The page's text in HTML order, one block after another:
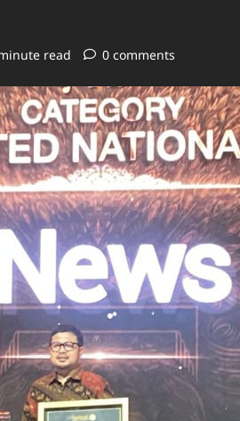
read 0 comments